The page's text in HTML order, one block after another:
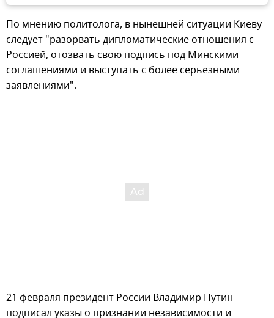
По мнению политолога, в нынешней ситуации Киеву
следует "разорвать дипломатические отношения с
Россией, отозвать свою подпись под Минскими
соглашениями и выступать с более серьезными
заявлениями".
21 февраля президент России Владимир Путин
подписал указы о признании независимости и